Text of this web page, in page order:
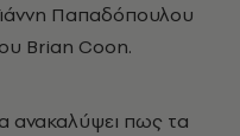
Παπαδόπουλου
Brian Coon.
ανακαλύψει πως τα